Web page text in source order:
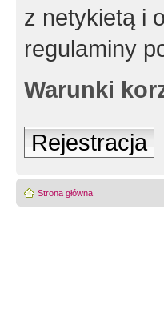
z netykietą i
regulaminy
Warunki
Rejestracja
Strona główna